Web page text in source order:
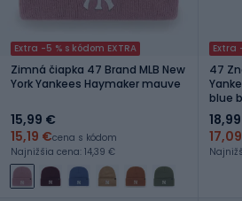
Extra -5 % s kódom EXTRA
Zimná čiapka 47 Brand MLB New
York Yankees Haymaker mauve
15,99 €
15,19 €cena s kódom
Najnižšia cena: 14,39 €
Extra
47
blue